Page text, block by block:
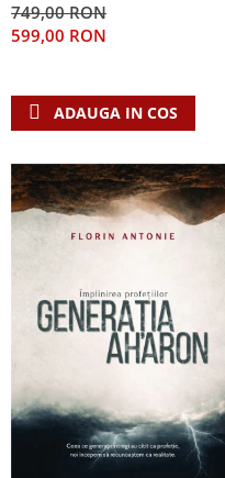
Teologie
Dogmatica
Misiune
Viata crestina
Contemporaneitate
Diverse
Lupta Spirituala
Schimbarea caracterului
Suferinta
Viata din belsug
Viata de zi cu zi
749,00 RON
599,00 RON
ADAUGA IN COS